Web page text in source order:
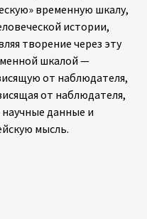
временную шкалу,
истории,
творение через эту
шкалой —
от наблюдателя,
от наблюдателя,
данные и
мысль.